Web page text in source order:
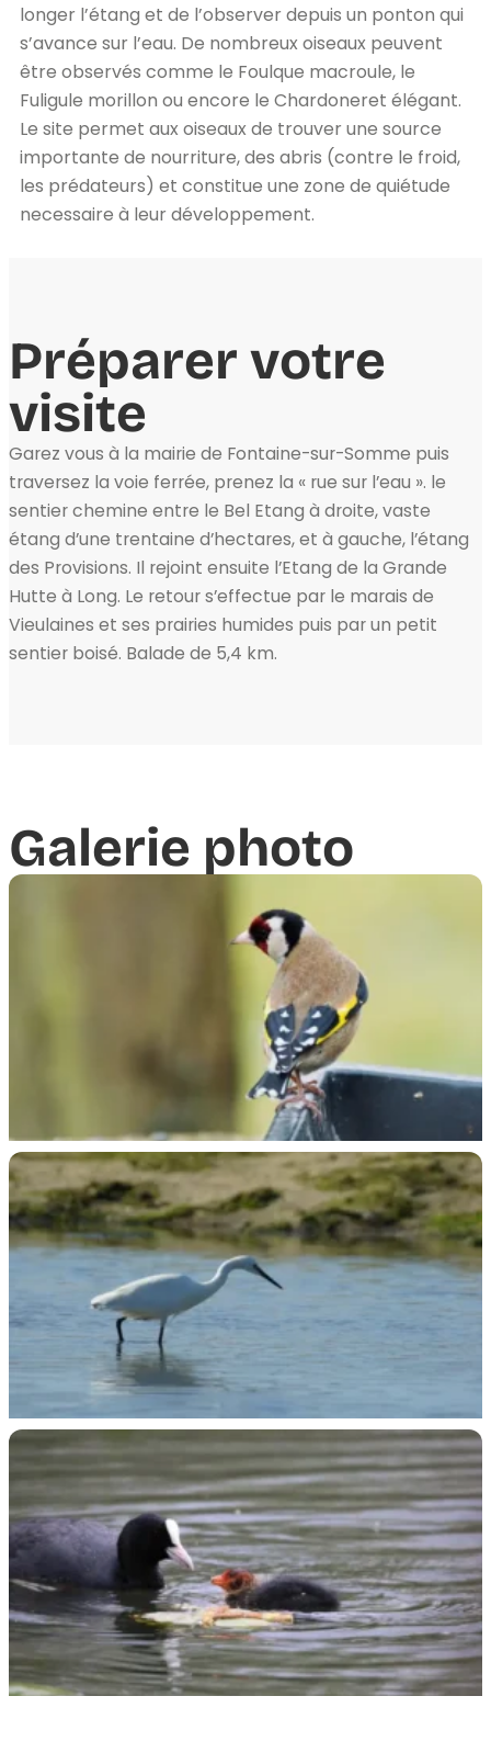
longer l’étang et de l’observer depuis un ponton qui
s’avance sur l’eau. De nombreux oiseaux peuvent
être observés comme le Foulque macroule, le
Fuligule morillon ou encore le Chardoneret élégant.
Le site permet aux oiseaux de trouver une source
importante de nourriture, des abris (contre le froid,
les prédateurs) et constitue une zone de quiétude
necessaire à leur développement.
Préparer votre
visite
Garez vous à la mairie de Fontaine-sur-Somme puis
traversez la voie ferrée, prenez la « rue sur l’eau ». le
sentier chemine entre le Bel Etang à droite, vaste
étang d’une trentaine d’hectares, et à gauche, l’étang
des Provisions. Il rejoint ensuite l’Etang de la Grande
Hutte à Long. Le retour s’effectue par le marais de
Vieulaines et ses prairies humides puis par un petit
sentier boisé. Balade de 5,4 km.
Galerie photo